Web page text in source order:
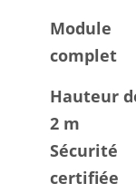
Module
complet
Hauteur
2 m
Sécurité
certifiée